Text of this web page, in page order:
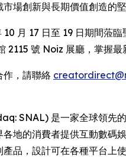
場創新與長期價值創造的堅
月 17 日至 19 日期間蒞臨
2115 號 Noiz 展廳，掌握最
作，請聯絡
SNAL) 是一家全球領先
地的消費者提供互動數碼
品，設計可在各種平台上